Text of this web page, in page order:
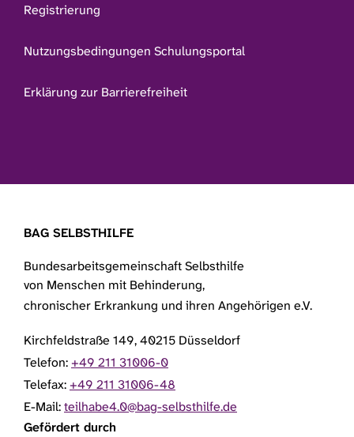
Registrierung
Nutzungsbedingungen Schulungsportal
Erklärung zur Barrierefreiheit
BAG SELBSTHILFE
Bundesarbeitsgemeinschaft Selbsthilfe
von Menschen mit Behinderung,
chronischer Erkrankung und ihren Angehörigen e.V.
Kirchfeldstraße 149, 40215 Düsseldorf
Telefon: +49 211 31006-0
Telefax: +49 211 31006-48
E-Mail:teilhabe4.0@bag-selbsthilfe.de
Gefördert durch